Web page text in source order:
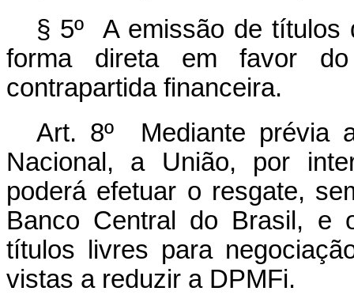
§ 5º A emissão de títulos
forma direta em favor
contrapartida financeira.
Art. 8º Mediante prévia
Nacional, a União, por
poderá efetuar o resgate,
Banco Central do Brasil, e
títulos livres para
vistas a reduzir a DPMFi.